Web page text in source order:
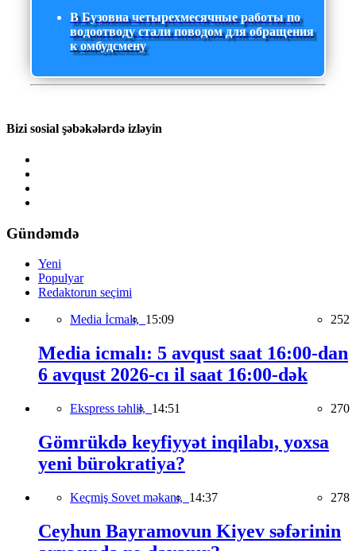
В Бузовна четырехмесячные работы по
водоотводу стали поводом для обращения
к омбудсмену
Bizi sosial şəbəkələrdə izləyin
Gündəmdə
Yeni
Populyar
Redaktorun seçimi
Media İcmalı, 15:09 252
Media icmalı: 5 avqust saat 16:00-dan
6 avqust 2026-cı il saat 16:00-dək
Ekspress təhlil, 14:51 270
Gömrükdə keyfiyyət inqilabı, yoxsa
yeni bürokratiya?
Keçmiş Sovet məkanı, 14:37 278
Ceyhun Bayramovun Kiyev səfərinin